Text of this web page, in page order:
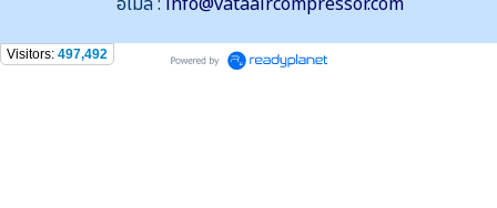
Visitors: 497,492